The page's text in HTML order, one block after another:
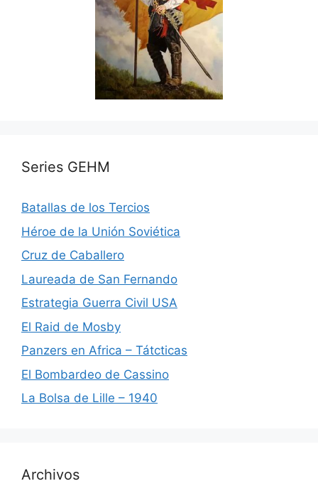
Series GEHM
Batallas de los Tercios
Héroe de la Unión Soviética
Cruz de Caballero
Laureada de San Fernando
Estrategia Guerra Civil USA
El Raid de Mosby
Panzers en Africa – Tátcticas
El Bombardeo de Cassino
La Bolsa de Lille – 1940
Archivos